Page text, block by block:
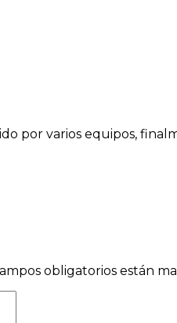
por varios equipos,
obligatorios están